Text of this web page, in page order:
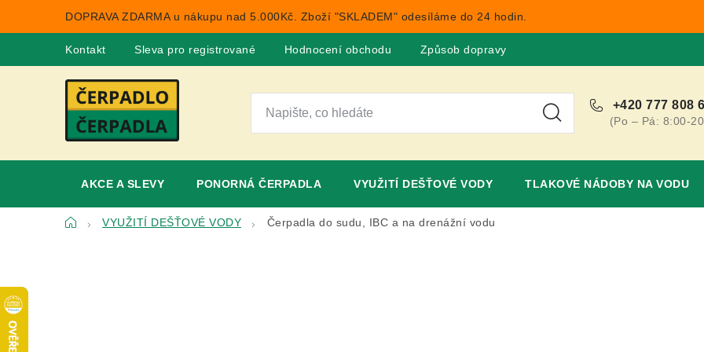
DOPRAVA ZDARMA u nákupu nad 5.000Kč. Zboží "SKLADEM" odesíláme do 24 hodin.
Kontakt Sleva pro registrované Hodnocení obchodu Způsob dopravy
+420 777 808
(Po – Pá: 8:00-
AKCE A SLEVY PONORNÁ ČERPADLA VYUŽITÍ DEŠŤOVÉ VODY TLAKOVÉ NÁDOBY NA VODU
DomůVYUŽITÍ DEŠŤOVÉ VODY Čerpadla do sudu, IBC a na drenážní vodu